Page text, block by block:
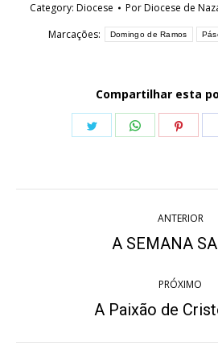
Category: Diocese PorDiocese de
Marcações:
Domingo de Ramos
Compartilhar esta
Share
Share
ANTERIOR
Post
A SEMANA
PRÓXIMO
A Paixão de